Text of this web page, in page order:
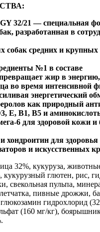
32/21 — специальная
разработанная в
собак средних и крупных
№1 в составе
жир в
во время интенсивной
энергетический
как природный
E, B1, B5 и
6 для здоровой кожи и
хондроитин для здоровья
и искусственных
32%, кукуруза,
кукурузный глютен, рис,
свекольная пульпа,
пивные дрожжи,
гидрохлорид
(160 мг/кг),